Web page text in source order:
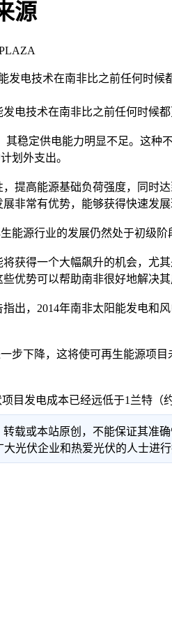
源
电技术在南非比之前任何时
技术在南非比之前任何时候都
定供电能力明显不足。这种
划外支出。
高能源基础负荷强度，同时
非常有优势，能够获得快速发展
源行业的发展仍然处于初级阶
得一个大幅飙升的机会，尤
优势可以帮助南非很好地解决其
，2014年南非太阳能发电和
下降，这将使可再生能源项目
发电成本已经远低于1兰特（
载或本站原创，不能保证其准
伏企业和热爱光伏的人士进行